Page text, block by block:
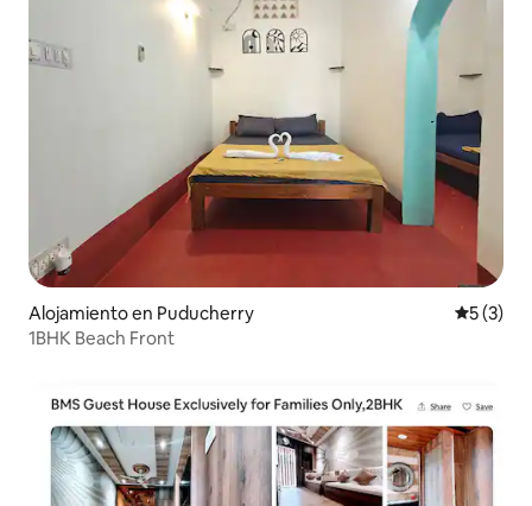
Alojamiento en Puducherry
5 (3)
1BHK Beach Front